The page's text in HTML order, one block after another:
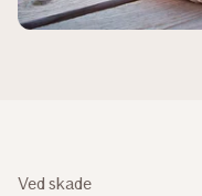
Ved skade